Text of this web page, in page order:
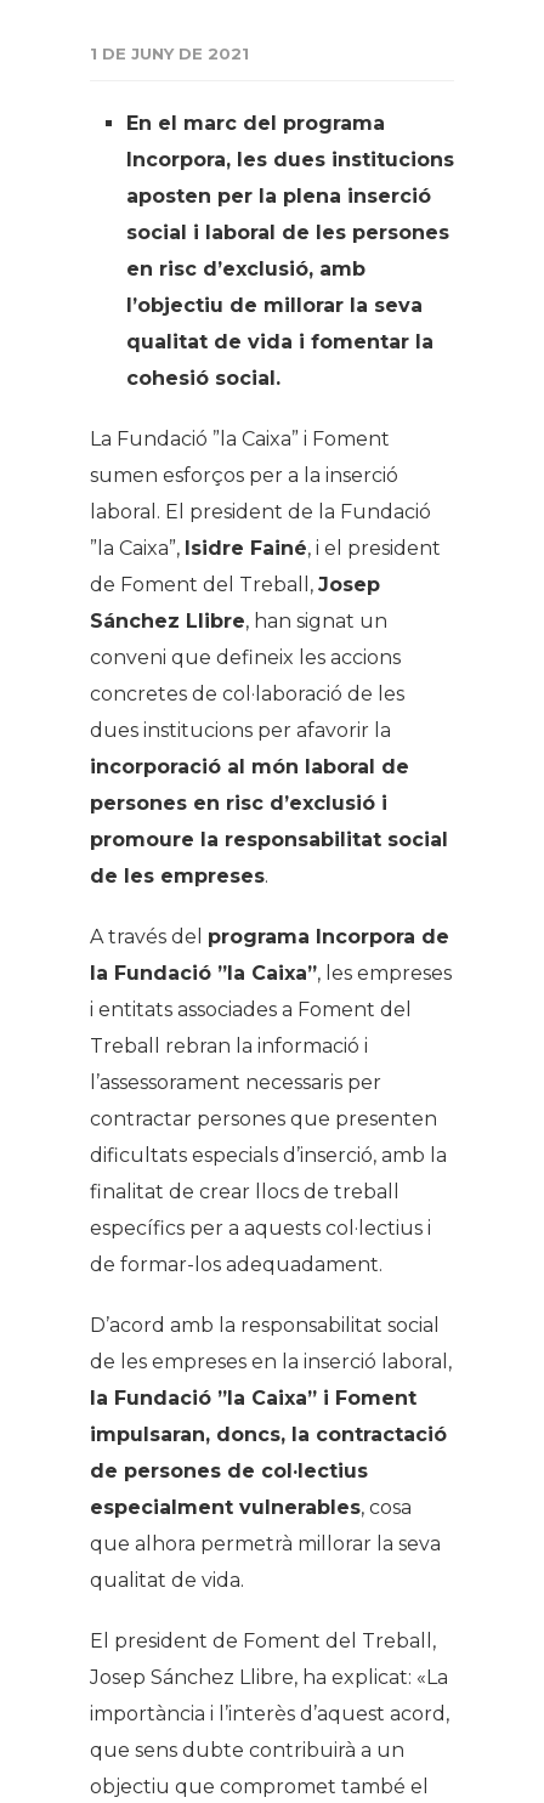
1 DE JUNY DE 2021
En el marc del programa
Incorpora, les dues institucions
aposten per la plena inserció
social i laboral de les persones
en risc d’exclusió, amb
l’objectiu de millorar la seva
qualitat de vida i fomentar la
cohesió social.
La Fundació ”la Caixa” i Foment
sumen esforços per a la inserció
laboral. El president de la Fundació
”la Caixa”, Isidre Fainé, i el president
de Foment del Treball, Josep
Sánchez Llibre, han signat un
conveni que defineix les accions
concretes de col·laboració de les
dues institucions per afavorir la
incorporació al món laboral de
persones en risc d’exclusió i
promoure la responsabilitat social
de les empreses.
A través del programa Incorpora de
la Fundació ”la Caixa”, les empreses
i entitats associades a Foment del
Treball rebran la informació i
l’assessorament necessaris per
contractar persones que presenten
dificultats especials d’inserció, amb la
finalitat de crear llocs de treball
específics per a aquests col·lectius i
de formar-los adequadament.
D’acord amb la responsabilitat social
de les empreses en la inserció laboral,
la Fundació ”la Caixa” i Foment
impulsaran, doncs, la contractació
de persones de col·lectius
especialment vulnerables, cosa
que alhora permetrà millorar la seva
qualitat de vida.
El president de Foment del Treball,
Josep Sánchez Llibre, ha explicat: «La
importància i l’interès d’aquest acord,
que sens dubte contribuirà a un
objectiu que compromet també el